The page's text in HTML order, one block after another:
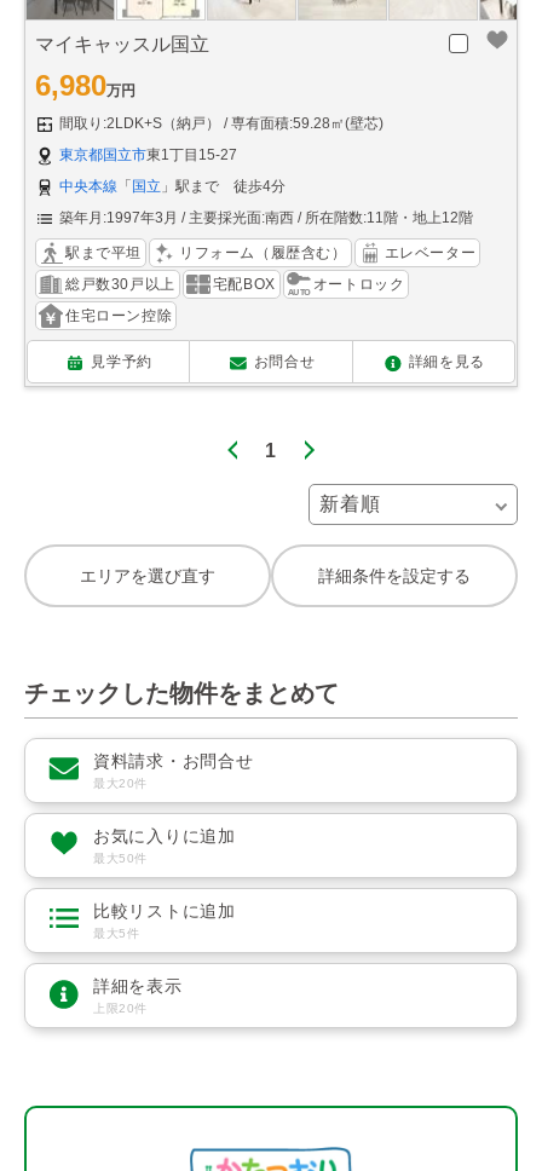
マイキャッスル国立
6,980万円
間取り:2LDK+S（納戸）
専有面積:59.28㎡(壁芯)
東京都国立市東1丁目15-27
中央本線 「国立 」駅まで 徒歩4分
築年月:1997年3月
主要採光面:南西 所在階数:11階・地上12階
駅まで平坦 リフォーム（履歴含む）
エレベーター
総戸数30戸以上
宅配BOX
オートロック
住宅ローン控除
見学予約 お問合せ 詳細を見る
1
エリアを選び直す 詳細条件を設定する
チェックした物件をまとめて
資料請求・お問合せ
最大20件
お気に入りに追加
最大50件
比較リストに追加
最大5件
詳細を表示
上限20件